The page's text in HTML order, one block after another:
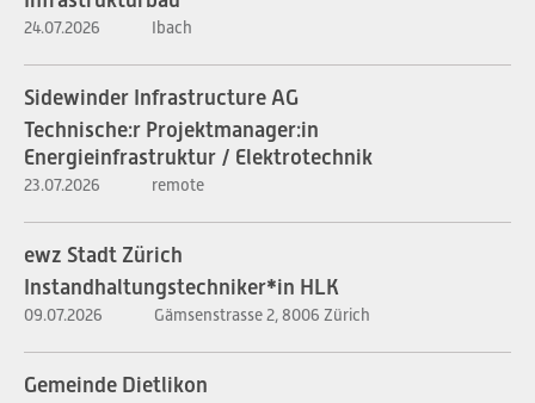
24.07.2026 Ibach
Sidewinder Infrastructure AG
Technische:r Projektmanager:in
Energieinfrastruktur / Elektrotechnik
23.07.2026 remote
ewz Stadt Zürich
Instandhaltungstechniker*in HLK
09.07.2026 Gämsenstrasse 2, 8006 Zürich
Gemeinde Dietlikon